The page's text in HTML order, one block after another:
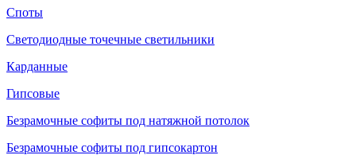
Споты
Светодиодные точечные светильники
Карданные
Гипсовые
Безрамочные софиты под натяжной потолок
Безрамочные софиты под гипсокартон